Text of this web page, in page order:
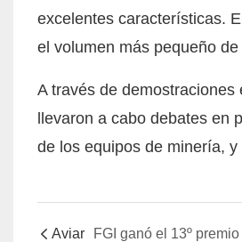
excelentes características.
el volumen más pequeño
A través de
llevaron a cabo debates en
de los equipos de minería,
Aviar